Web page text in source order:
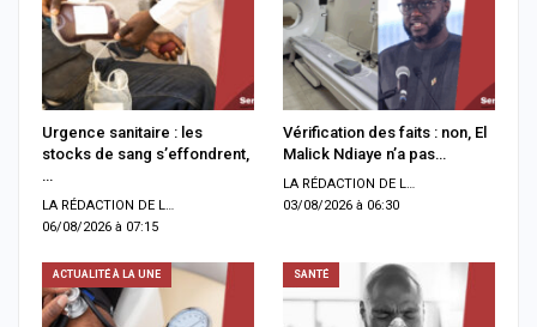
Urgence sanitaire : les
stocks de sang s’effondrent,
…
LA RÉDACTION DE LA SENTV.INFO
06/08/2026 à 07:15
Vérification des faits : non, El
Malick Ndiaye n’a pas…
LA RÉDACTION DE LA SENTV.INFO
03/08/2026 à 06:30
ACTUALITÉ À LA UNE SANTÉ